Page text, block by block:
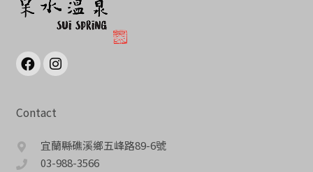
Contact
宜蘭縣礁溪鄉五峰路89-6號
03-988-3566